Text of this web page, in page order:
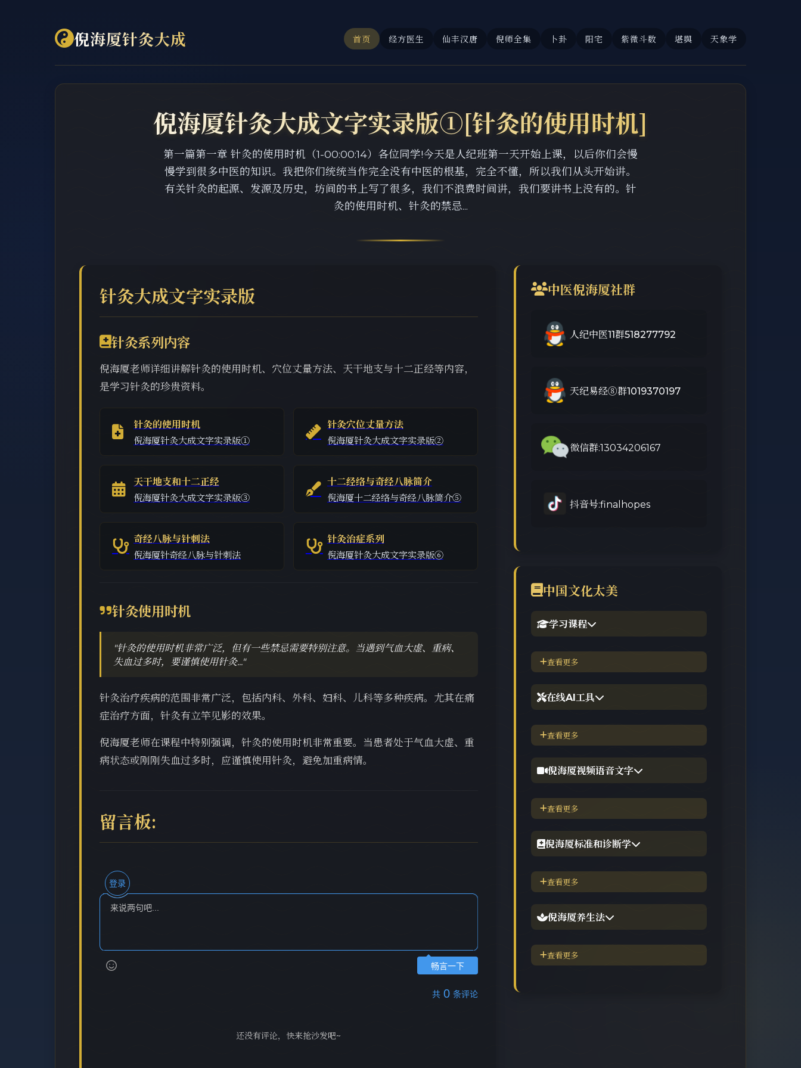
倪海厦针灸大成 首页 经方医生 仙丰汉唐 倪师全集 卜卦 阳宅 紫微斗数 堪舆 天象学
倪海厦针灸大成文字实录版①[针灸的使用时机]
第一篇第一章 针灸的使用时机（1-00:00:14）各位同学!今天是人纪班第一天开始上课，以后你们会慢
慢学到很多中医的知识。我把你们统统当作完全没有中医的根基，完全不懂，所以我们从头开始讲。
有关针灸的起源、发源及历史，坊间的书上写了很多，我们不浪费时间讲，我们要讲书上没有的。针
灸的使用时机、针灸的禁忌...
针灸大成文字实录版
针灸系列内容
倪海厦老师详细讲解针灸的使用时机、穴位丈量方法、天干地支与十二正经等内容，
是学习针灸的珍贵资料。
针灸的使用时机
倪海厦针灸大成文字实录版①
针灸穴位丈量方法
倪海厦针灸大成文字实录版②
天干地支和十二正经
倪海厦针灸大成文字实录版③
十二经络与奇经八脉简介
倪海厦十二经络与奇经八脉简介⑤
奇经八脉与针刺法
倪海厦针奇经八脉与针刺法
针灸治症系列
倪海厦针灸大成文字实录版⑥
针灸使用时机
"针灸的使用时机非常广泛，但有一些禁忌需要特别注意。当遇到气血大虚、重病、
失血过多时，要谨慎使用针灸..."
针灸治疗疾病的范围非常广泛，包括内科、外科、妇科、儿科等多种疾病。尤其在痛
症治疗方面，针灸有立竿见影的效果。
倪海厦老师在课程中特别强调，针灸的使用时机非常重要。当患者处于气血大虚、重
病状态或刚刚失血过多时，应谨慎使用针灸，避免加重病情。
留言板:
登录
畅言一下
共 0 条评论
还没有评论，快来抢沙发吧~
中医倪海厦社群
人纪中医11群518277792
天纪易经⑧群1019370197
微信群:13034206167
抖音号:finalhopes
中国文化太美
学习课程
1.倪海厦官网备份版
查看更多
在线AI工具
【工具】紫微斗数命理分析
查看更多
倪海厦视频语音文字
【视频】倪海厦-针灸大成
查看更多
倪海厦标准和诊断学
倪海厦简介-传奇人生
查看更多
倪海厦养生法
五脏逼毒法和易筋经
查看更多